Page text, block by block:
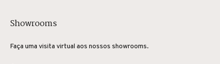
Showrooms
Faça uma visita virtual aos nossos showrooms.